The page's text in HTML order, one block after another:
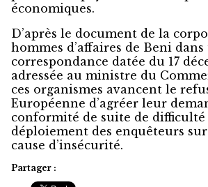
économiques.
D’après le document de la
hommes d’affaires de Beni dans
correspondance datée du 17
adressée au ministre du
ces organismes avancent le
Européenne d’agréer leur
conformité de suite de difficulté
déploiement des enquêteurs
cause d’insécurité.
Partager :